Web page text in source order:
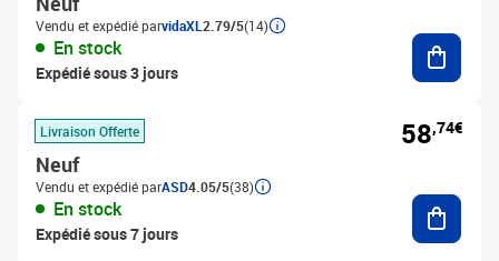
Vendu et expédié parvidaXL 2.79/5(14)
En stock
Expédié sous 3 jours
Livraison Offerte
Neuf
Vendu et expédié parASD4.05/5(38)
En stock
Expédié sous 7 jours
58,74€